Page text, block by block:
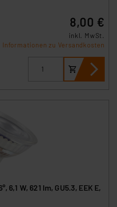
8,00 €
inkl. MwSt.
Informationen zu Versandkosten
6,1 W, 621 lm, GU5.3, EEK E,